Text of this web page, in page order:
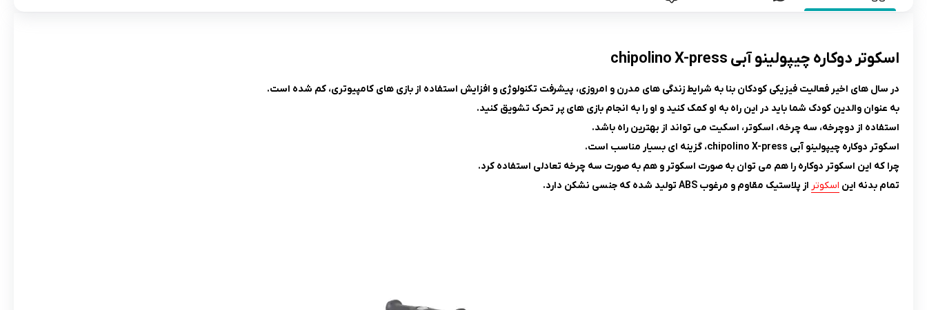
اسکوتر دوکاره چیپولینو آبی chipolino X-press
در سال های اخیر فعالیت فیزیکی کودکان بنا به شرایط زندگی های مدرن و امروزی، پیشرفت تکنولوژی و افزایش استفاده از بازی های کامپیوتری، کم شده است.
به عنوان والدین کودک شما باید در این راه به او کمک کنید و او را به انجام بازی های پر تحرک تشویق کنید.
استفاده از دوچرخه، سه چرخه، اسکوتر، اسکیت می تواند از بهترین راه باشد.
اسکوتر دوکاره چیپولینو آبی chipolino X-press، گزینه ای بسیار مناسب است.
چرا که این اسکوتر دوکاره را هم می توان به صورت اسکوتر و هم به صورت سه چرخه تعادلی استفاده کرد.
تمام بدنه این اسکوتر از پلاستیک مقاوم و مرغوب ABS تولید شده که جنسی نشکن دارد.